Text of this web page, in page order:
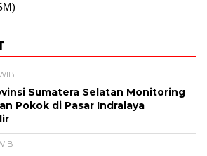
Sumatera Selatan Monitoring
Pokok di Pasar Indralaya